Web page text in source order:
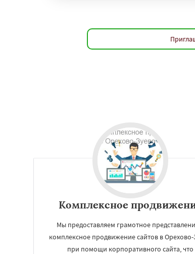
Комплексное
Мы предоставляем грамотное
комплексное продвижение сайтов в Орехово-
при помощи корпоративного сайта, что